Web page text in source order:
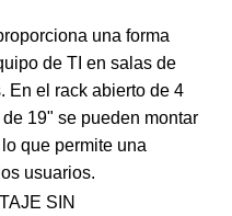
una forma
de TI en salas de
En el rack abierto de 4
19" se pueden montar
que permite una
usuarios.
SIN